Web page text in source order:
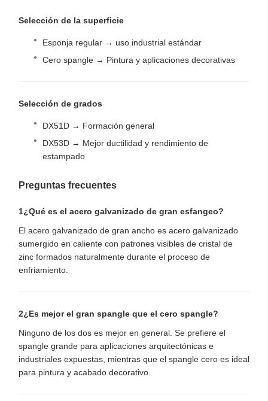
Selección de la superficie
Esponja regular → uso industrial estándar
Cero spangle → Pintura y aplicaciones decorativas
Selección de grados
DX51D → Formación general
DX53D → Mejor ductilidad y rendimiento de
estampado
Preguntas frecuentes
1¿Qué es el acero galvanizado de gran esfangeo?
El acero galvanizado de gran ancho es acero galvanizado
sumergido en caliente con patrones visibles de cristal de
zinc formados naturalmente durante el proceso de
enfriamiento.
2¿Es mejor el gran spangle que el cero spangle?
Ninguno de los dos es mejor en general. Se prefiere el
spangle grande para aplicaciones arquitectónicas e
industriales expuestas, mientras que el spangle cero es ideal
para pintura y acabado decorativo.